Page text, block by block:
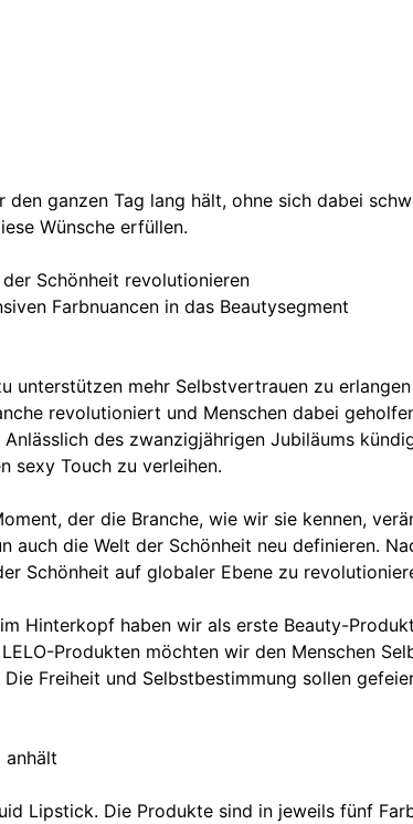
ganzen Tag lang hält, ohne sich dabei
Wünsche erfüllen.
Schönheit revolutionieren
Farbnuancen in das Beautysegment
unterstützen mehr Selbstvertrauen zu
revolutioniert und Menschen dabei
des zwanzigjährigen Jubiläums
sexy Touch zu verleihen.
der die Branche, wie wir sie kennen,
auch die Welt der Schönheit neu definieren.
Schönheit auf globaler Ebene zu
Hinterkopf haben wir als erste Beauty-
Produkten möchten wir den Menschen
Freiheit und Selbstbestimmung sollen
anhält
Lipstick. Die Produkte sind in jeweils fünf